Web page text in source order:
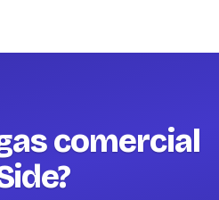
comercial